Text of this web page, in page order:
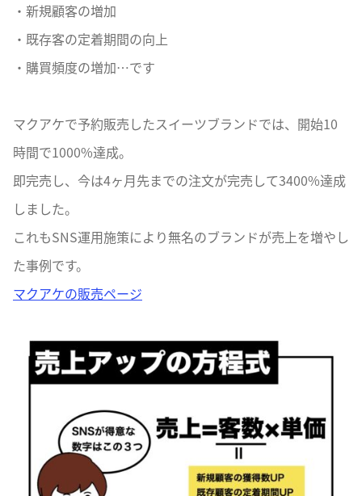
・新規顧客の増加
・既存客の定着期間の向上
・購買頻度の増加…です
マクアケで予約販売したスイーツブランドでは、開始10
時間で1000%達成。
即完売し、今は4ヶ月先までの注文が完売して3400%達成
しました。
これもSNS運用施策により無名のブランドが売上を増やし
た事例です。
マクアケの販売ページ